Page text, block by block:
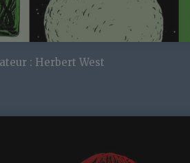
: Herbert West